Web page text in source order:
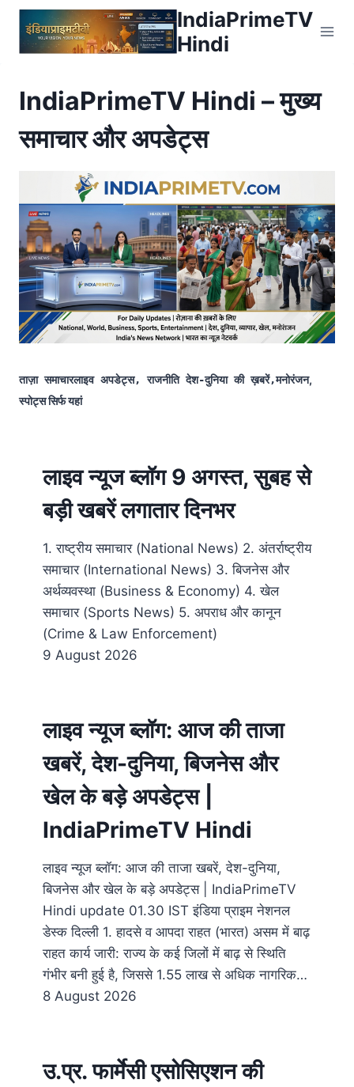
Skip
content
IndiaPrimeTV
Hindi
IndiaPrimeTV Hindi – मुख्य
समाचार और अपडेट्स
ताज़ा समाचारलाइव अपडेट्स, राजनीति देश-दुनिया की ख़बरें,मनोरंजन,
स्पोट्स सिर्फ यहां
लाइव न्यूज ब्लॉग 9 अगस्त, सुबह से
बड़ी खबरें लगातार दिनभर
1. राष्ट्रीय समाचार (National News) 2. अंतर्राष्ट्रीय
समाचार (International News) 3. बिजनेस और
अर्थव्यवस्था (Business & Economy) 4. खेल
समाचार (Sports News) 5. अपराध और कानून
(Crime & Law Enforcement)
9 August 2026
लाइव न्यूज ब्लॉग: आज की ताजा
खबरें, देश-दुनिया, बिजनेस और
खेल के बड़े अपडेट्स |
IndiaPrimeTV Hindi
लाइव न्यूज ब्लॉग: आज की ताजा खबरें, देश-दुनिया,
बिजनेस और खेल के बड़े अपडेट्स | IndiaPrimeTV
Hindi update 01.30 IST इंडिया प्राइम नेशनल
डेस्क दिल्ली 1. हादसे व आपदा राहत (भारत) असम में बाढ़
राहत कार्य जारी: राज्य के कई जिलों में बाढ़ से स्थिति
गंभीर बनी हुई है, जिससे 1.55 लाख से अधिक नागरिक…
8 August 2026
उ.प्र. फार्मेसी एसोसिएशन की